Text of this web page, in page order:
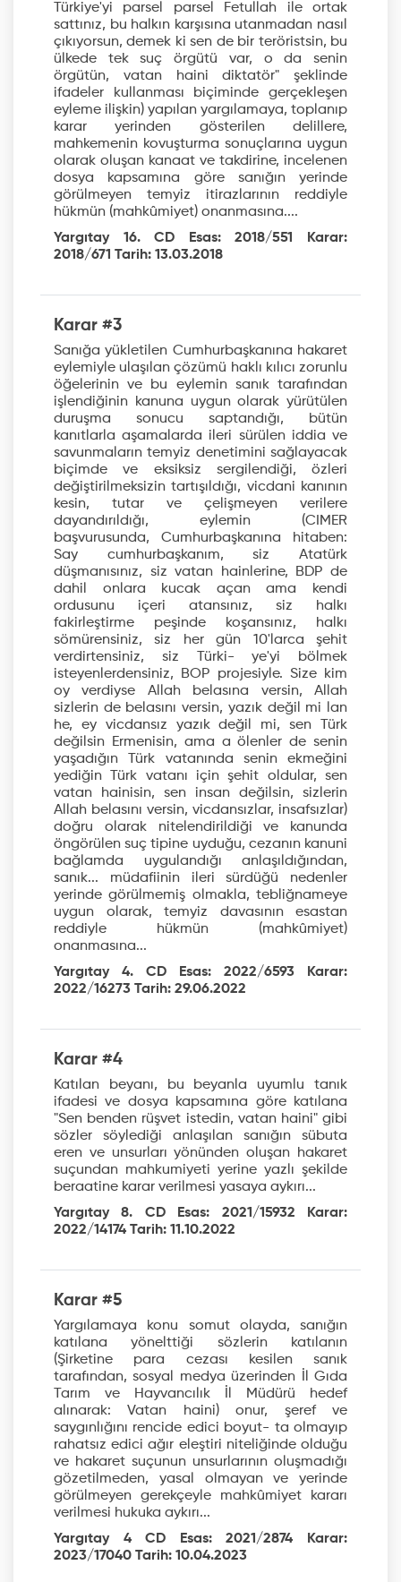
Türkiye'yi parsel parsel Fetullah ile ortak
sattınız, bu halkın karşısına utanmadan nasıl
çıkıyorsun, demek ki sen de bir teröristsin, bu
ülkede tek suç örgütü var, o da senin
örgütün, vatan haini diktatör" şeklinde
ifadeler kullanması biçiminde gerçekleşen
eyleme ilişkin) yapılan yargılamaya, toplanıp
karar yerinden gösterilen delillere,
mahkemenin kovuşturma sonuçlarına uygun
olarak oluşan kanaat ve takdirine, incelenen
dosya kapsamına göre sanığın yerinde
görülmeyen temyiz itirazlarının reddiyle
hükmün (mahkûmiyet) onanmasına....
Yargıtay 16. CD Esas: 2018/551 Karar:
2018/671 Tarih: 13.03.2018
Karar #3
Sanığa yükletilen Cumhurbaşkanına hakaret
eylemiyle ulaşılan çözümü haklı kılıcı zorunlu
öğelerinin ve bu eylemin sanık tarafından
işlendiğinin kanuna uygun olarak yürütülen
duruşma sonucu saptandığı, bütün
kanıtlarla aşamalarda ileri sürülen iddia ve
savunmaların temyiz denetimini sağlayacak
biçimde ve eksiksiz sergilendiği, özleri
değiştirilmeksizin tartışıldığı, vicdani kanının
kesin, tutar ve çelişmeyen verilere
dayandırıldığı, eylemin (CIMER
başvurusunda, Cumhurbaşkanına hitaben:
Say cumhurbaşkanım, siz Atatürk
düşmanısınız, siz vatan hainlerine, BDP de
dahil onlara kucak açan ama kendi
ordusunu içeri atansınız, siz halkı
fakirleştirme peşinde koşansınız, halkı
sömürensiniz, siz her gün 10'larca şehit
verdirtensiniz, siz Türki- ye'yi bölmek
isteyenlerdensiniz, BOP projesiyle. Size kim
oy verdiyse Allah belasına versin, Allah
sizlerin de belasını versin, yazık değil mi lan
he, ey vicdansız yazık değil mi, sen Türk
değilsin Ermenisin, ama a ölenler de senin
yaşadığın Türk vatanında senin ekmeğini
yediğin Türk vatanı için şehit oldular, sen
vatan hainisin, sen insan değilsin, sizlerin
Allah belasını versin, vicdansızlar, insafsızlar)
doğru olarak nitelendirildiği ve kanunda
öngörülen suç tipine uyduğu, cezanın kanuni
bağlamda uygulandığı anlaşıldığından,
sanık... müdafiinin ileri sürdüğü nedenler
yerinde görülmemiş olmakla, tebliğnameye
uygun olarak, temyiz davasının esastan
reddiyle hükmün (mahkûmiyet)
onanmasına...
Yargıtay 4. CD Esas: 2022/6593 Karar:
2022/16273 Tarih: 29.06.2022
Karar #4
Katılan beyanı, bu beyanla uyumlu tanık
ifadesi ve dosya kapsamına göre katılana
"Sen benden rüşvet istedin, vatan haini" gibi
sözler söylediği anlaşılan sanığın sübuta
eren ve unsurları yönünden oluşan hakaret
suçundan mahkumiyeti yerine yazlı şekilde
beraatine karar verilmesi yasaya aykırı...
Yargıtay 8. CD Esas: 2021/15932 Karar:
2022/14174 Tarih: 11.10.2022
Karar #5
Yargılamaya konu somut olayda, sanığın
katılana yönelttiği sözlerin katılanın
(Şirketine para cezası kesilen sanık
tarafından, sosyal medya üzerinden İl Gıda
Tarım ve Hayvancılık İl Müdürü hedef
alınarak: Vatan haini) onur, şeref ve
saygınlığını rencide edici boyut- ta olmayıp
rahatsız edici ağır eleştiri niteliğinde olduğu
ve hakaret suçunun unsurlarının oluşmadığı
gözetilmeden, yasal olmayan ve yerinde
görülmeyen gerekçeyle mahkûmiyet kararı
verilmesi hukuka aykırı...
Yargıtay 4 CD Esas: 2021/2874 Karar:
2023/17040 Tarih: 10.04.2023